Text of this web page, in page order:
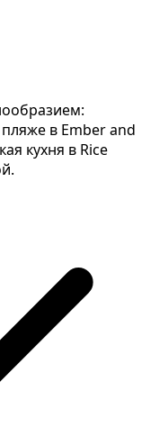
в Ember and
кухня в Rice